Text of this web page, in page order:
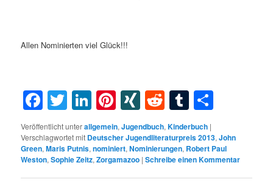
Allen Nominierten viel Glück!!!
Facebook
Twitter
LinkedIn
Pinterest
XINGRedditTumblr
Veröffentlicht unterallgemein,Jugendbuch,Kinderbuch |
Verschlagwortet mit Deutscher Jugendliteraturpreis 2013,John
Green,Maris Putnis,nominiert,Nominierungen, Robert Paul
Weston,Sophie Zeitz,Zorgamazoo |Schreibe einen Kommentar